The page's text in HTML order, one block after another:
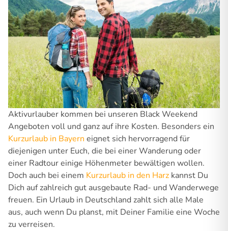
Aktivurlauber kommen bei unseren Black Weekend
Angeboten voll und ganz auf ihre Kosten. Besonders ein
Kurzurlaub in Bayern eignet sich hervorragend für
diejenigen unter Euch, die bei einer Wanderung oder
einer Radtour einige Höhenmeter bewältigen wollen.
Doch auch bei einem Kurzurlaub in den Harz kannst Du
Dich auf zahlreich gut ausgebaute Rad- und Wanderwege
freuen. Ein Urlaub in Deutschland zahlt sich alle Male
aus, auch wenn Du planst, mit Deiner Familie eine Woche
zu verreisen.